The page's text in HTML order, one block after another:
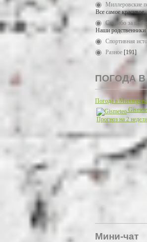
Миллеровские
Все самое
Спасибо за
Наши
Спортивная
Разное [191]
ПОГОДА
Погода в
Прогноз на 2 недели
Мини-чат